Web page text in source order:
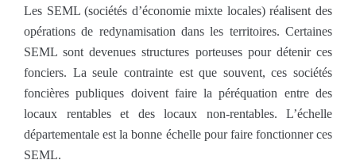
Les SEML (sociétés d’économie mixte locales) réalisent des
opérations de redynamisation dans les territoires. Certaines
SEML sont devenues structures porteuses pour détenir ces
fonciers. La seule contrainte est que souvent, ces sociétés
foncières publiques doivent faire la péréquation entre des
locaux rentables et des locaux non-rentables. L’échelle
départementale est la bonne échelle pour faire fonctionner ces
SEML.